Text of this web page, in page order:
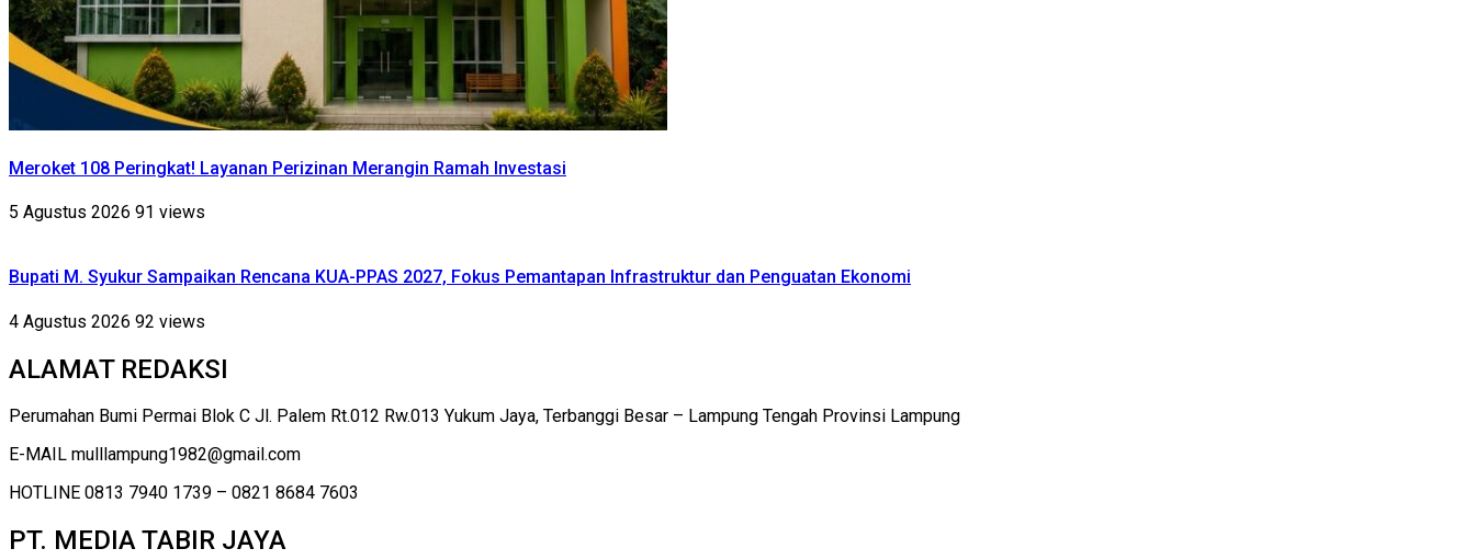
Meroket 108 Peringkat! Layanan Perizinan Merangin Ramah Investasi
5 Agustus 2026 91 views
Bupati M. Syukur Sampaikan Rencana KUA-PPAS 2027, Fokus Pemantapan Infrastruktur dan Penguatan Ekonomi
4 Agustus 2026 92 views
ALAMAT REDAKSI
Perumahan Bumi Permai Blok C Jl. Palem Rt.012 Rw.013 Yukum Jaya, Terbanggi Besar – Lampung Tengah Provinsi Lampung
E-MAIL mulllampung1982@gmail.com
HOTLINE 0813 7940 1739 – 0821 8684 7603
PT. MEDIA TABIR JAYA